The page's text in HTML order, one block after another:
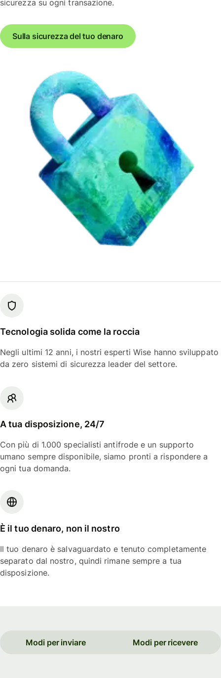
sicurezza su ogni transazione.
Sulla sicurezza del tuo denaro
Tecnologia solida come la roccia
Negli ultimi 12 anni, i nostri esperti Wise hanno sviluppato
da zero sistemi di sicurezza leader del settore.
A tua disposizione, 24/7
Con più di 1.000 specialisti antifrode e un supporto
umano sempre disponibile, siamo pronti a rispondere a
ogni tua domanda.
È il tuo denaro, non il nostro
Il tuo denaro è salvaguardato e tenuto completamente
separato dal nostro, quindi rimane sempre a tua
disposizione.
Modi per inviare Modi per ricevere